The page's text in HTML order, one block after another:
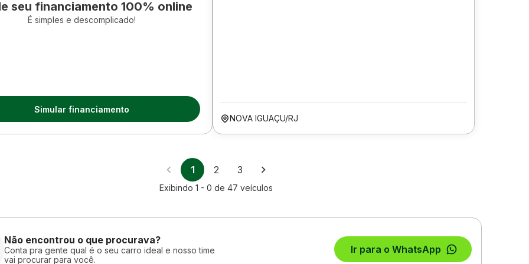
seu financiamento 100% online
É simples e descomplicado!
Simular financiamento
NOVA IGUAÇU/RJ
1 2 3
Exibindo 1 - 0 de 47 veículos
Não encontrou o que procurava?
Conta pra gente qual é o seu carro ideal e nosso time
vai procurar para você.
Ir para o WhatsApp